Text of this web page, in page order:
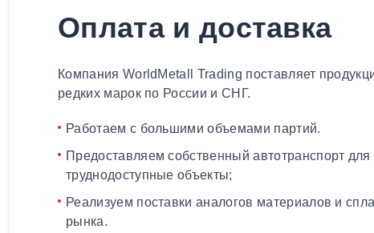
Оплата и доставка
Компания WorldMetall Trading поставляет
редких марок по России и СНГ.
Работаем с большими объемами партий.
Предоставляем собственный автотранспорт
труднодоступные объекты;
Реализуем поставки аналогов материалов и
рынка.